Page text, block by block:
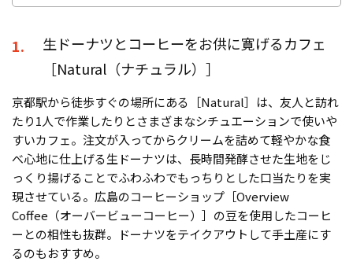
1.
生ドーナツとコーヒーをお供に寛げるカフェ
［Natural（ナチュラル）］
京都駅から徒歩すぐの場所にある［Natural］は、友人と訪れ
たり1人で作業したりとさまざまなシチュエーションで使いや
すいカフェ。注文が入ってからクリームを詰めて軽やかな食
べ心地に仕上げる生ドーナツは、長時間発酵させた生地をじ
っくり揚げることでふわふわでもっちりとした口当たりを実
現させている。広島のコーヒーショップ［Overview
Coffee（オーバービューコーヒー）］の豆を使用したコーヒ
ーとの相性も抜群。ドーナツをテイクアウトして手土産にす
るのもおすすめ。